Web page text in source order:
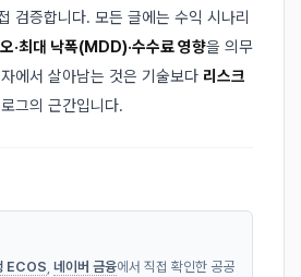
검증합니다. 모든 글에는 수익 시나리
·최대 낙폭(MDD)·수수료 영향을 의무
에서 살아남는 것은 기술보다 리스크
그의 근간입니다.
ECOS 네이버 금융에서 직접 확인한 공공